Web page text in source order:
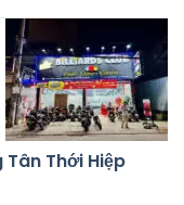
Tân Thới Hiệp